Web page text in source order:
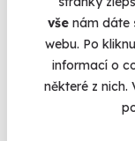
vše nám dáte
webu. Po
informací o
některé z nich.